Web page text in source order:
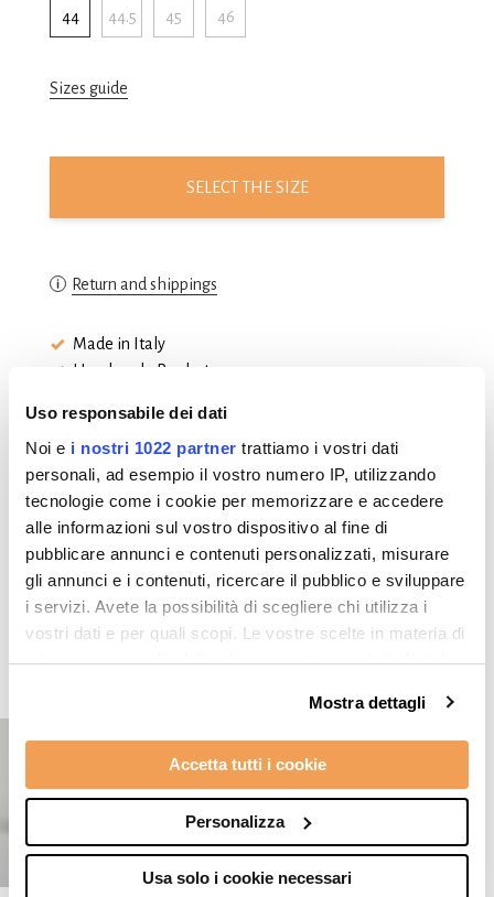
Uso responsabile dei dati
Noi e i nostri 1022 partner trattiamo i vostri dati
personali, ad esempio il vostro numero IP, utilizzando
tecnologie come i cookie per memorizzare e accedere
alle informazioni sul vostro dispositivo al fine di
pubblicare annunci e contenuti personalizzati, misurare
gli annunci e i contenuti, ricercare il pubblico e sviluppare
i servizi. Avete la possibilità di scegliere chi utilizza i
vostri dati e per quali scopi. Le vostre scelte in materia di
privacy sono applicabili solo su questa proprietà digitale
modificare o revocare il proprio consenso in qualsiasi
momento dalla Dichiarazione sui cookie o facendo clic
sull'icona di attivazione della privacy.
Con il tuo consenso, vorremmo anche:
raccogliere informazioni sulla tua posizione
geografica, con un'approssimazione di qualche
Mostra dettagli
Accetta tutti i cookie
Personalizza
Usa solo i cookie necessari
44 44.5 45 46
Sizes guide
SELECT THE SIZE
Return and shippings
Made in Italy
Handmade Product
Top products